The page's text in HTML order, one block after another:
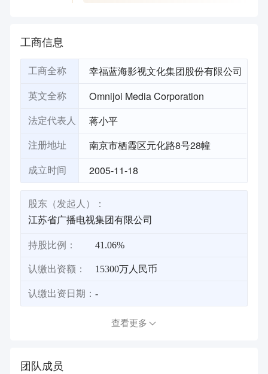
工商信息
工商全称 幸福蓝海影视文化集团股份有限公司
英文全称 Omnijoi Media Corporation
法定代表人 蒋小平
注册地址 南京市栖霞区元化路8号28幢
成立时间 2005-11-18
股东（发起人）：
江苏省广播电视集团有限公司
持股比例： 41.06%
认缴出资额： 15300万人民币
认缴出资日期： -
查看更多
团队成员